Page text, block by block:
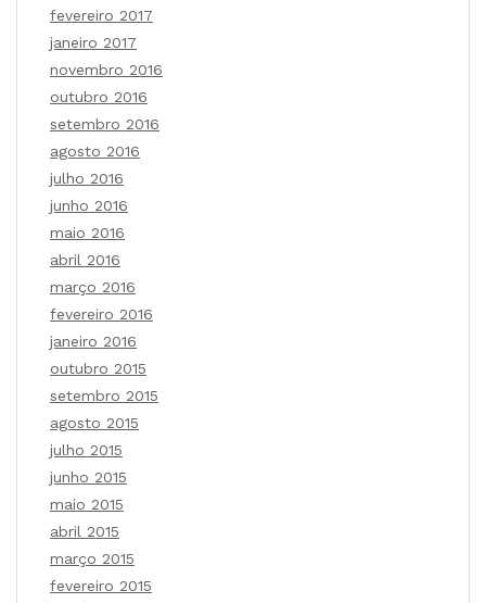
fevereiro 2017
janeiro 2017
novembro 2016
outubro 2016
setembro 2016
agosto 2016
julho 2016
junho 2016
maio 2016
abril 2016
março 2016
fevereiro 2016
janeiro 2016
outubro 2015
setembro 2015
agosto 2015
julho 2015
junho 2015
maio 2015
abril 2015
março 2015
fevereiro 2015